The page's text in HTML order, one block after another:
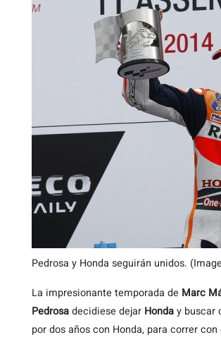
Pedrosa y Honda seguirán unidos.
La impresionante temporada de Marc
Pedrosadecidiese dejar Honday buscar
por dos años con Honda, para correr